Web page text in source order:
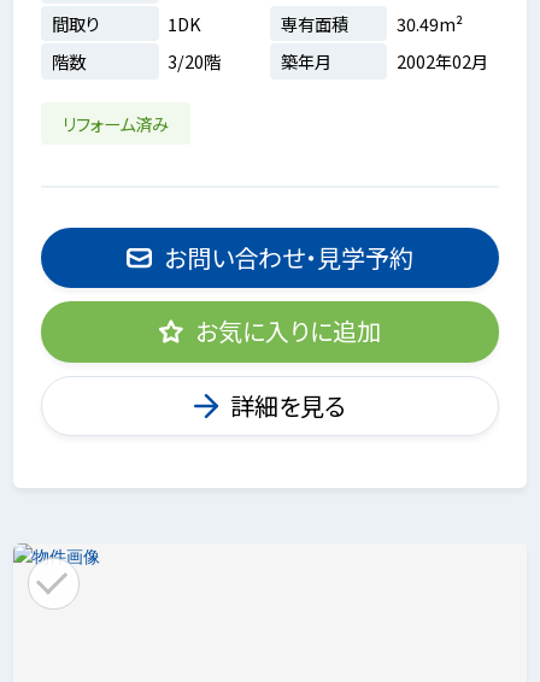
間取り
1DK 専有面積
30.49m²
階数
3/20階 築年月 2002年02月
リフォーム済み
お問い合わせ・見学予約
お気に入りに追加
詳細を見る